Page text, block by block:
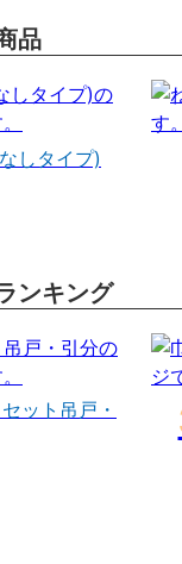
品
しタイプ)
ンキング
ット吊戸・